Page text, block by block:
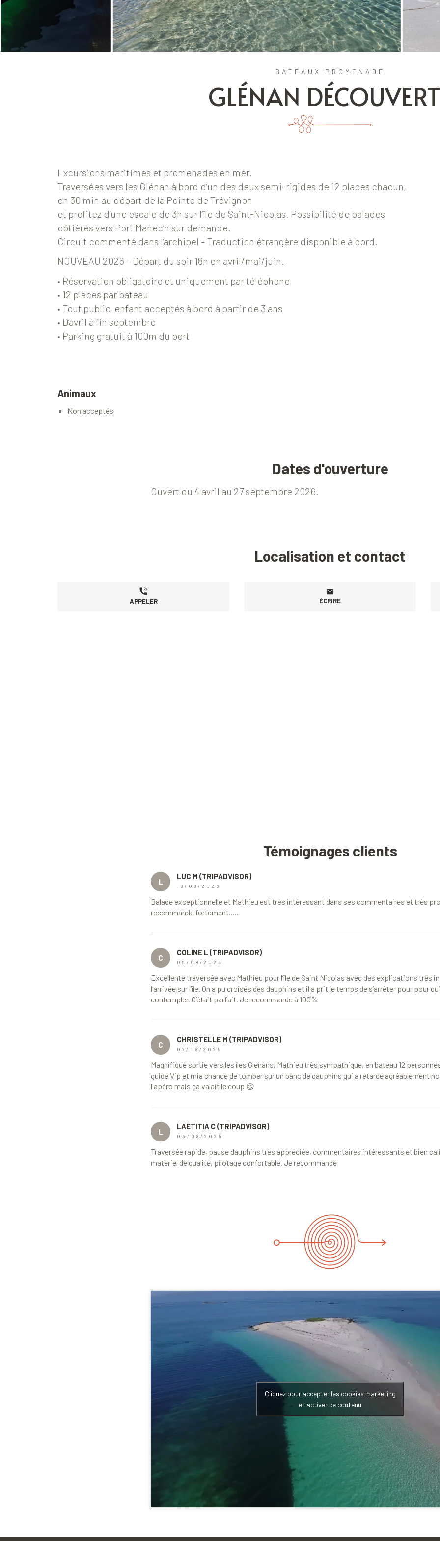
BATEAUX PROMENADE
GLÉNAN
Excursions maritimes et promenades en mer.
Traversées vers les Glénan à bord d’un des deux semi-rigides de 12 places chacun,
en 30 min au départ de la Pointe de Trévignon
et profitez d’une escale de 3h sur l’île de Saint-Nicolas. Possibilité de balades
côtières vers Port Manec’h sur demande.
Circuit commenté dans l’archipel – Traduction étrangère disponible à bord.
NOUVEAU 2026 – Départ du soir 18h en avril/mai/juin.
• Réservation obligatoire et uniquement par téléphone
• 12 places par bateau
• Tout public, enfant acceptés à bord à partir de 3 ans
• D’avril à fin septembre
• Parking gratuit à 100m du port
Animaux
Non acceptés
Dates d'ouverture
Ouvert du 4 avril au 27 septembre 2026.
Localisation et contact
APPELER ÉCRIRE
Témoignages clients
L
LUC M (TRIPADVISOR)
18/08/2025
Balade exceptionnelle et Mathieu est très intéressant dans ses commentaires et très
recommande fortement.....
C
COLINE L (TRIPADVISOR)
09/08/2025
Excellente traversée avec Mathieu pour l’île de Saint Nicolas avec des explications très
l’arrivée sur l’île. On a pu croisés des dauphins et il a prit le temps de s’arrêter pour pour
contempler. C’était parfait. Je recommande à 100%
C
CHRISTELLE M (TRIPADVISOR)
07/08/2025
Magnifique sortie vers les îles Glénans, Mathieu très sympathique, en bateau 12
guide Vip et mia chance de tomber sur un banc de dauphins qui a retardé agréablement
l'apéro mais ça valait le coup 😉
L
LAETITIA C (TRIPADVISOR)
03/08/2025
Traversée rapide, pause dauphins très appréciée, commentaires intéressants et bien
matériel de qualité, pilotage confortable. Je recommande
Cliquez pour accepter les cookies marketing
et activer ce contenu